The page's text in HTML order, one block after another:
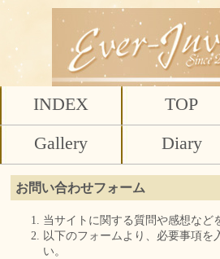
INDEX TOP
Gallery
Diary
お問い合わせフォーム
当サイトに関する質問や感想など
以下のフォームより、必要事項を
い。